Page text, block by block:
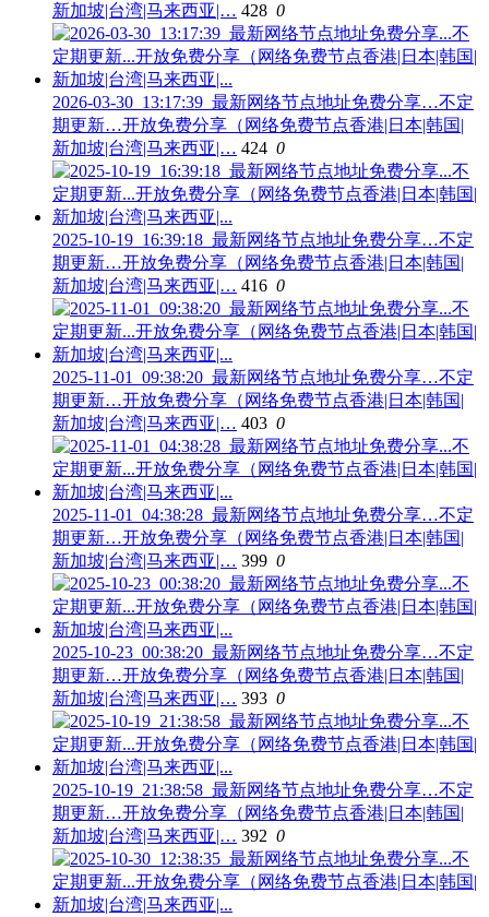
新加坡|台湾|马来西亚|… 428 0
2026-03-30_13:17:39_最新网络节点地址免费分享…不定
期更新…开放免费分享（网络免费节点香港|日本|韩国|
新加坡|台湾|马来西亚|… 424 0
2025-10-19_16:39:18_最新网络节点地址免费分享…不定
期更新…开放免费分享（网络免费节点香港|日本|韩国|
新加坡|台湾|马来西亚|… 416 0
2025-11-01_09:38:20_最新网络节点地址免费分享…不定
期更新…开放免费分享（网络免费节点香港|日本|韩国|
新加坡|台湾|马来西亚|… 403 0
2025-11-01_04:38:28_最新网络节点地址免费分享…不定
期更新…开放免费分享（网络免费节点香港|日本|韩国|
新加坡|台湾|马来西亚|… 399 0
2025-10-23_00:38:20_最新网络节点地址免费分享…不定
期更新…开放免费分享（网络免费节点香港|日本|韩国|
新加坡|台湾|马来西亚|… 393 0
2025-10-19_21:38:58_最新网络节点地址免费分享…不定
期更新…开放免费分享（网络免费节点香港|日本|韩国|
新加坡|台湾|马来西亚|… 392 0